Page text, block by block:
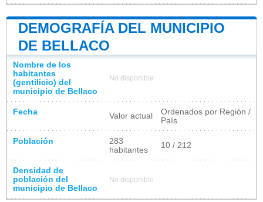
DEMOGRAFÍA DEL MUNICIPIO
DE BELLACO
Nombre de los
habitantes
(gentilicio) del
municipio de Bellaco
No disponible
Fecha Valor actual
Ordenados por Región /
País
Población
283
habitantes
10 / 212
Densidad de
población del
municipio de Bellaco
No disponible